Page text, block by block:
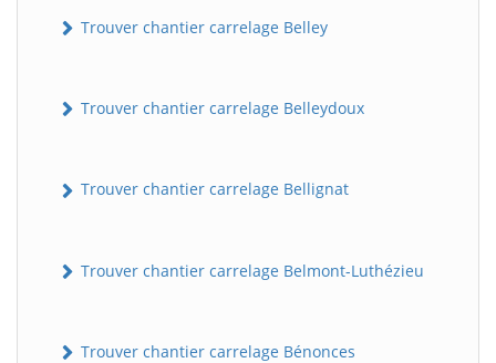
Trouver chantier carrelage Belley
Trouver chantier carrelage Belleydoux
Trouver chantier carrelage Bellignat
Trouver chantier carrelage Belmont-Luthézieu
Trouver chantier carrelage Bénonces